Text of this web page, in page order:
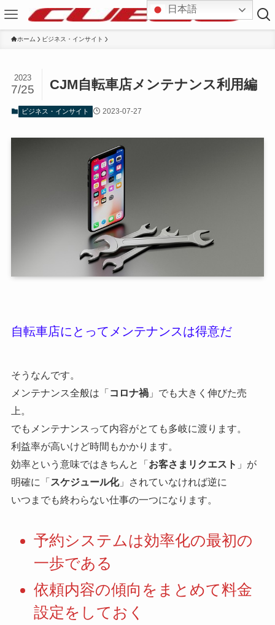
ホーム ビジネス・インサイト
CJM自転車店メンテナンス利用編
2023
7/25
ビジネス・インサイト 2023-07-27
自転車店にとってメンテナンスは得意だ
そうなんです。
メンテナンス全般は「 コロナ禍」でも大きく伸びた売
上。
でもメンテナンスって内容がとても多岐に渡ります。
利益率が高いけど時間もかかります。
効率という意味ではきちんと「 お客さまリクエスト 」が
明確に「 スケジュール化」されていなければ逆に
いつまでも終わらない仕事の一つになります。
予約システムは効率化の最初の
一歩である
依頼内容の傾向をまとめて料金
設定をしておく
日本語